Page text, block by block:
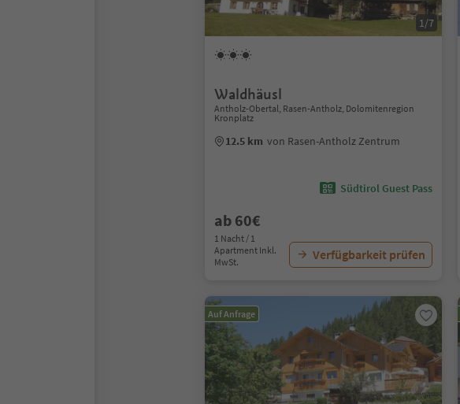
1/7
Waldhäusl
Antholz-Obertal, Rasen-Antholz, Dolomitenregion
Kronplatz
12.5 km von Rasen-Antholz Zentrum
Südtirol Guest Pass
ab 60€
1 Nacht / 1
Apartment Inkl.
MwSt.
Verfügbarkeit prüfen
Auf Anfrage